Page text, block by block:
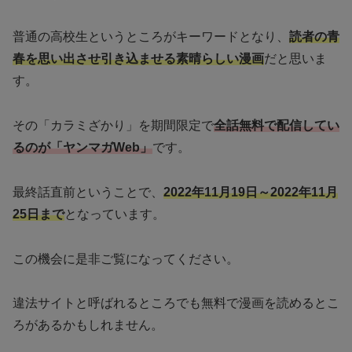
普通の高校生というところがキーワードとなり、 読者の青
春を思い出させ引き込ませる素晴らしい漫画だと思いま
す。
その「 カラミざかり 」を期間限定で全話無料で配信してい
るのが「ヤンマガWeb」 です。
最終話直前ということで、 2022年11月19日～2022年11月
25日までとなっています。
この機会に是非ご覧になってください。
違法サイトと呼ばれるところでも無料で漫画を読めるとこ
ろがあるかもしれません。